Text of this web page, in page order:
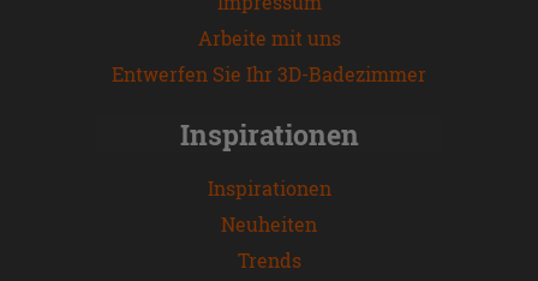
Arbeite mit uns
Entwerfen Sie Ihr 3D-Badezimmer
Inspirationen
Inspirationen
Neuheiten
Trends